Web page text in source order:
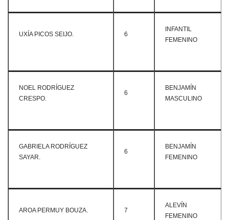
UXÍA PICOS SEIJO. 6
INFANTIL
FEMENINO
NOEL RODRÍGUEZ
CRESPO.
6
BENJAMÍN
MASCULINO
GABRIELA RODRÍGUEZ
SAYAR.
6
BENJAMÍN
FEMENINO
AROA PERMUY BOUZA. 7
ALEVÍN
FEMENINO